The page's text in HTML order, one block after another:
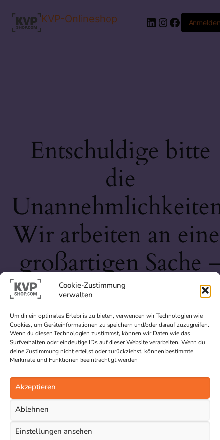
Cookie-Zustimmung
verwalten
Um dir ein optimales Erlebnis zu bieten, verwenden wir Technologien wie
Cookies, um Geräteinformationen zu speichern und/oder darauf zuzugreifen.
Wenn du diesen Technologien zustimmst, können wir Daten wie das
Surfverhalten oder eindeutige IDs auf dieser Website verarbeiten. Wenn du
deine Zustimmung nicht erteilst oder zurückziehst, können bestimmte
Merkmale und Funktionen beeinträchtigt werden.
Akzeptieren
Ablehnen
Einstellungen ansehen
KVP-Onlineshop LinkedIn
Instagram
Anmelden
Entschuldige bitte
die
Wir arbeiten an
großartigen Sache
schau bald wieder
vorbei!